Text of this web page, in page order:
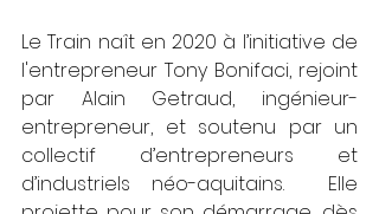
Le Train naît en 2020 à l’initiative de
l'entrepreneur Tony Bonifaci, rejoint
par Alain Getraud, ingénieur-
entrepreneur, et soutenu par un
collectif d’entrepreneurs et
d’industriels néo-aquitains.  Elle